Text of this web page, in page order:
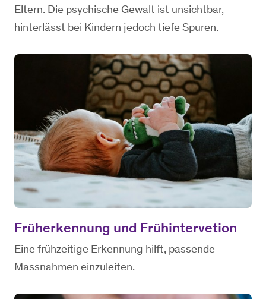
Eltern. Die psychische Gewalt ist unsichtbar,
hinterlässt bei Kindern jedoch tiefe Spuren.
Früherkennung und Frühintervetion
Eine frühzeitige Erkennung hilft, passende
Massnahmen einzuleiten.